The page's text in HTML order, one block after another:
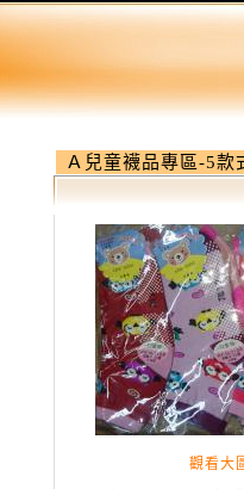
Ａ兒童襪品專區-5款
觀看大